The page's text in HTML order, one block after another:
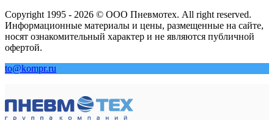
Copyright 1995 - 2026 © ООО Пневмотех. All right reserved.
Информационные материалы и цены, размещенные на сайте,
носят ознакомительный характер и не являются публичной
офертой.
to@kompr.ru